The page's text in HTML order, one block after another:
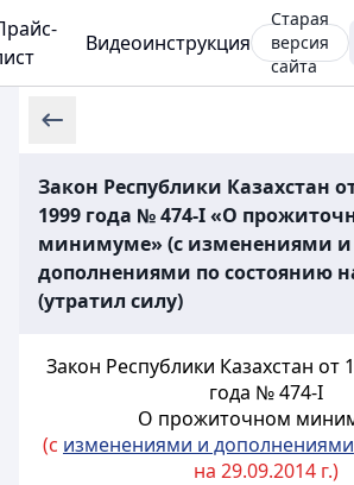
Видеоинструкция
Старая
версия
сайта
Закон Республики Казахстан
1999 года № 474-I «О
минимуме» (с изменениями и
дополнениями по состоянию
(утратил силу)
Закон Республики Казахстан от
года № 474-I
О прожиточном
(с изменениями и дополнениями
на 29.09.2014 г.)